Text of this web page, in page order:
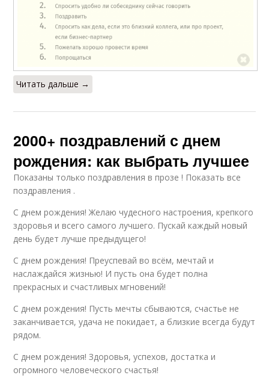
Читать дальше →
2000+ поздравлений с днем
рождения: как выбрать лучшее
Показаны только поздравления в прозе ! Показать все
поздравления .
С днем рождения! Желаю чудесного настроения, крепкого
здоровья и всего самого лучшего. Пускай каждый новый
день будет лучше предыдущего!
С днем рождения! Преуспевай во всём, мечтай и
наслаждайся жизнью! И пусть она будет полна
прекрасных и счастливых мгновений!
С днем рождения! Пусть мечты сбываются, счастье не
заканчивается, удача не покидает, а близкие всегда будут
рядом.
С днем рождения! Здоровья, успехов, достатка и
огромного человеческого счастья!